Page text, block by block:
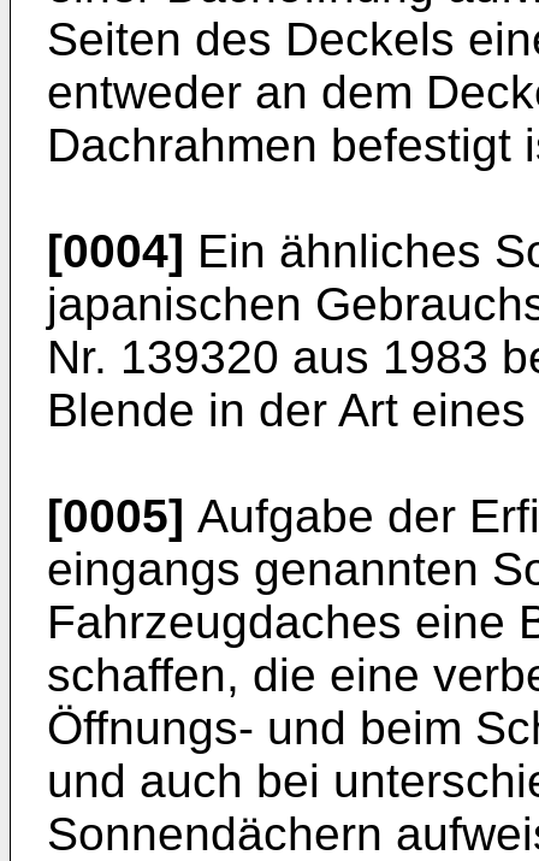
Seiten des Deckels
entweder an dem
Dachrahmen befestigt
[0004] Ein ähnliches
japanischen
Nr. 139320 aus 1983
Blende in der Art
[0005] Aufgabe der
eingangs genannten
Fahrzeugdaches eine
schaffen, die eine
Öffnungs- und beim
und auch bei
Sonnendächern